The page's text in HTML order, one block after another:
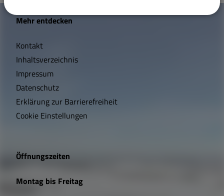
W
c
h
t
i
e
L
Mehr entdecken
Kontakt
Inhaltsverzeichnis
Impressum
Datenschutz
Erklärung zur Barrierefreiheit
Cookie Einstellungen
Öffnungszeiten
Montag bis Freitag